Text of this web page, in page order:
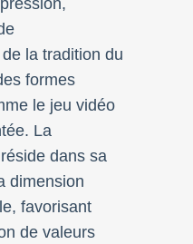
la tradition du
formes
le jeu vidéo
La
dans sa
dimension
favorisant
de valeurs